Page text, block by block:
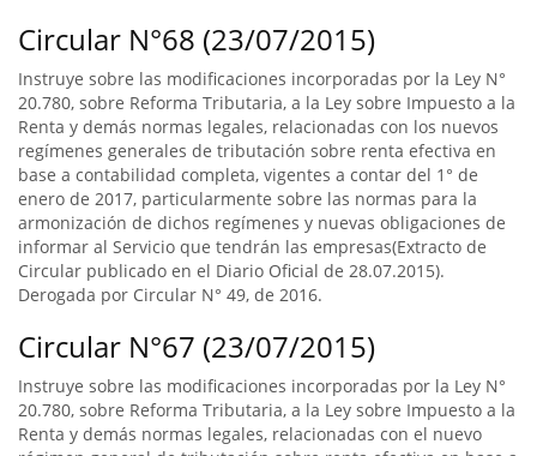
Circular N°68 (23/07/2015)
Instruye sobre las modificaciones incorporadas por la Ley N°
20.780, sobre Reforma Tributaria, a la Ley sobre Impuesto a la
Renta y demás normas legales, relacionadas con los nuevos
regímenes generales de tributación sobre renta efectiva en
base a contabilidad completa, vigentes a contar del 1° de
enero de 2017, particularmente sobre las normas para la
armonización de dichos regímenes y nuevas obligaciones de
informar al Servicio que tendrán las empresas(Extracto de
Circular publicado en el Diario Oficial de 28.07.2015).
Derogada por Circular N° 49, de 2016.
Circular N°67 (23/07/2015)
Instruye sobre las modificaciones incorporadas por la Ley N°
20.780, sobre Reforma Tributaria, a la Ley sobre Impuesto a la
Renta y demás normas legales, relacionadas con el nuevo